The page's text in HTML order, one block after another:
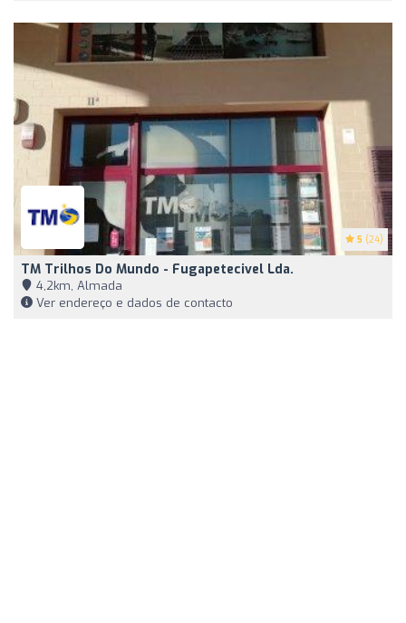
5 (24)
TM Trilhos Do Mundo - Fugapetecivel Lda.
4,2km, Almada
Ver endereço e dados de contacto